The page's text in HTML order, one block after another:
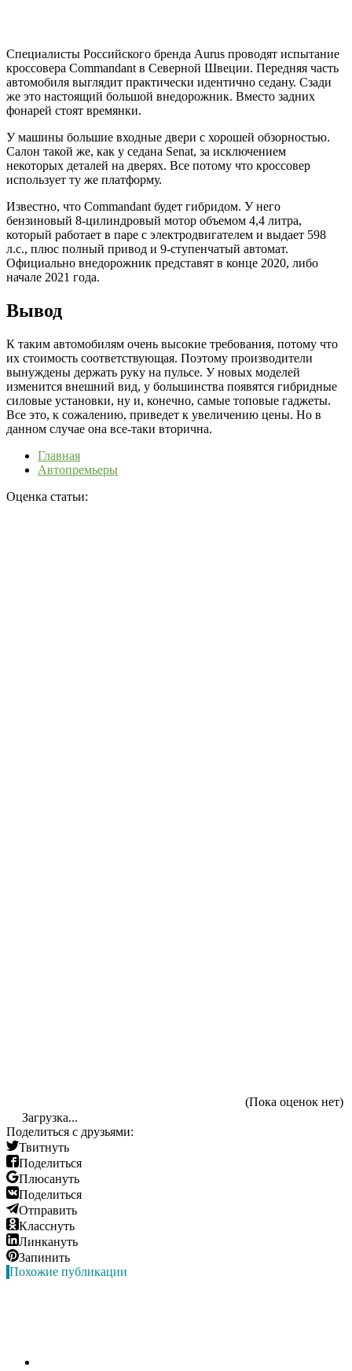
Специалисты Российского бренда Aurus проводят испытание
кроссовера Commandant в Северной Швеции. Передняя часть
автомобиля выглядит практически идентично седану. Сзади
же это настоящий большой внедорожник. Вместо задних
фонарей стоят времянки.
У машины большие входные двери с хорошей обзорностью.
Салон такой же, как у седана Senat, за исключением
некоторых деталей на дверях. Все потому что кроссовер
использует ту же платформу.
Известно, что Commandant будет гибридом. У него
бензиновый 8-цилиндровый мотор объемом 4,4 литра,
который работает в паре с электродвигателем и выдает 598
л.с., плюс полный привод и 9-ступенчатый автомат.
Официально внедорожник представят в конце 2020, либо
начале 2021 года.
Вывод
К таким автомобилям очень высокие требования, потому что
их стоимость соответствующая. Поэтому производители
вынуждены держать руку на пульсе. У новых моделей
изменится внешний вид, у большинства появятся гибридные
силовые установки, ну и, конечно, самые топовые гаджеты.
Все это, к сожалению, приведет к увеличению цены. Но в
данном случае она все-таки вторична.
Главная
Автопремьеры
Оценка статьи:
(Пока оценок нет)
Загрузка...
Поделиться с друзьями:
Твитнуть
Поделиться
Плюсануть
Поделиться
Отправить
Класснуть
Линкануть
Запинить
Похожие публикации